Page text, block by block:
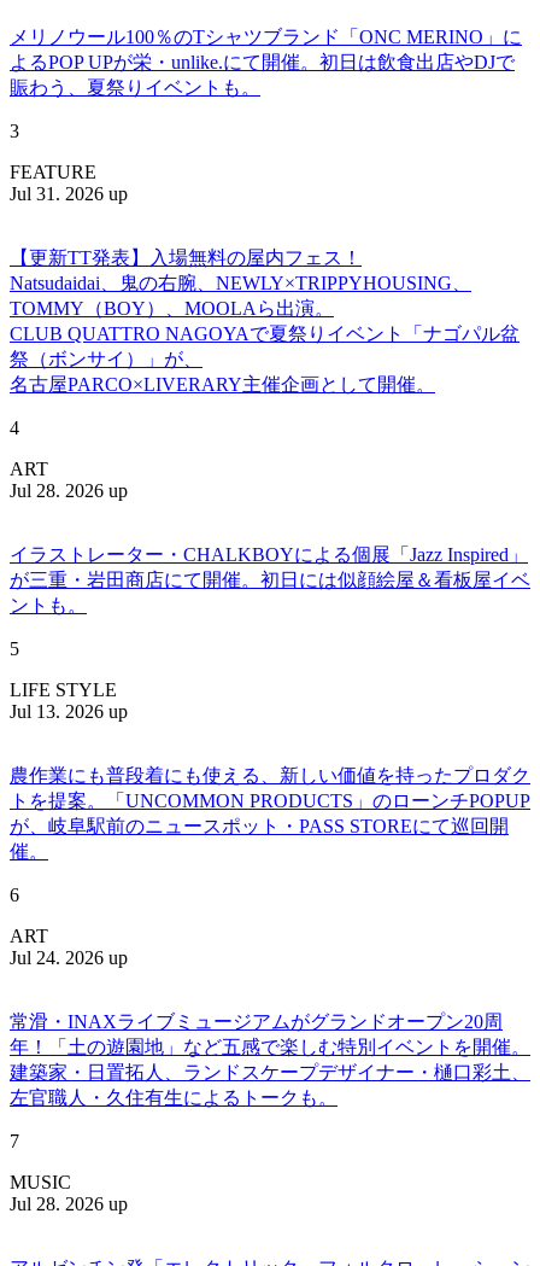
メリノウール100％のTシャツブランド「ONC MERINO」に
よるPOP UPが栄・unlike.にて開催。初日は飲食出店やDJで
賑わう、夏祭りイベントも。
3
FEATURE
Jul 31. 2026 up
【更新TT発表】入場無料の屋内フェス！
Natsudaidai、鬼の右腕、NEWLY×TRIPPYHOUSING、
TOMMY（BOY）、MOOLAら出演。
CLUB QUATTRO NAGOYAで夏祭りイベント「ナゴパル盆
祭（ボンサイ）」が、
名古屋PARCO×LIVERARY主催企画として開催。
4
ART
Jul 28. 2026 up
イラストレーター・CHALKBOYによる個展「Jazz Inspired」
が三重・岩田商店にて開催。初日には似顔絵屋＆看板屋イベ
ントも。
5
LIFE STYLE
Jul 13. 2026 up
農作業にも普段着にも使える、新しい価値を持ったプロダク
トを提案。「UNCOMMON PRODUCTS」のローンチPOPUP
が、岐阜駅前のニュースポット・PASS STOREにて巡回開
催。
6
ART
Jul 24. 2026 up
常滑・INAXライブミュージアムがグランドオープン20周
年！「土の遊園地」など五感で楽しむ特別イベントを開催。
建築家・日置拓人、ランドスケープデザイナー・樋口彩土、
左官職人・久住有生によるトークも。
7
MUSIC
Jul 28. 2026 up